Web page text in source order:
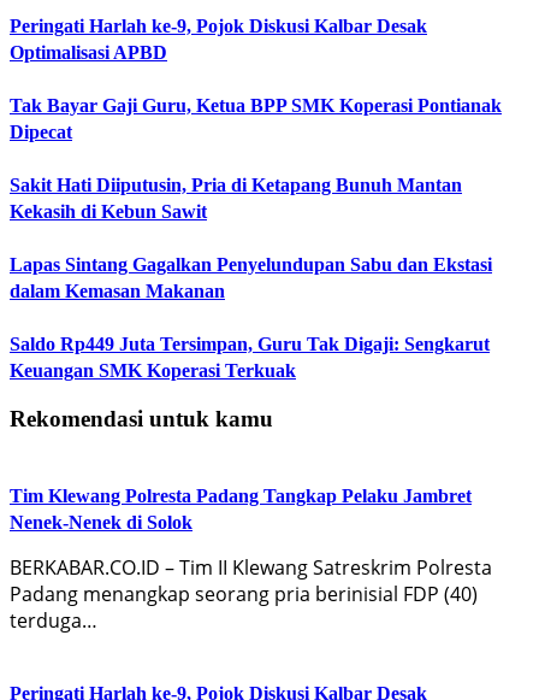
Peringati Harlah ke-9, Pojok Diskusi Kalbar Desak
Optimalisasi APBD
Tak Bayar Gaji Guru, Ketua BPP SMK Koperasi Pontianak
Dipecat
Sakit Hati Diiputusin, Pria di Ketapang Bunuh Mantan
Kekasih di Kebun Sawit
Lapas Sintang Gagalkan Penyelundupan Sabu dan Ekstasi
dalam Kemasan Makanan
Saldo Rp449 Juta Tersimpan, Guru Tak Digaji: Sengkarut
Keuangan SMK Koperasi Terkuak
Rekomendasi untuk kamu
Tim Klewang Polresta Padang Tangkap Pelaku Jambret
Nenek-Nenek di Solok
BERKABAR.CO.ID – Tim II Klewang Satreskrim Polresta
Padang menangkap seorang pria berinisial FDP (40)
terduga…
Peringati Harlah ke-9, Pojok Diskusi Kalbar Desak